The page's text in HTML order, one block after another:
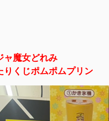
ャ魔女どれみ
りくじポムポムプリン